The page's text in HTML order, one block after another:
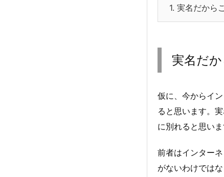
1. 実名だから
実名だ
仮に、今からイ
ると思います。
に別れると思いま
前者はインター
がないわけではな